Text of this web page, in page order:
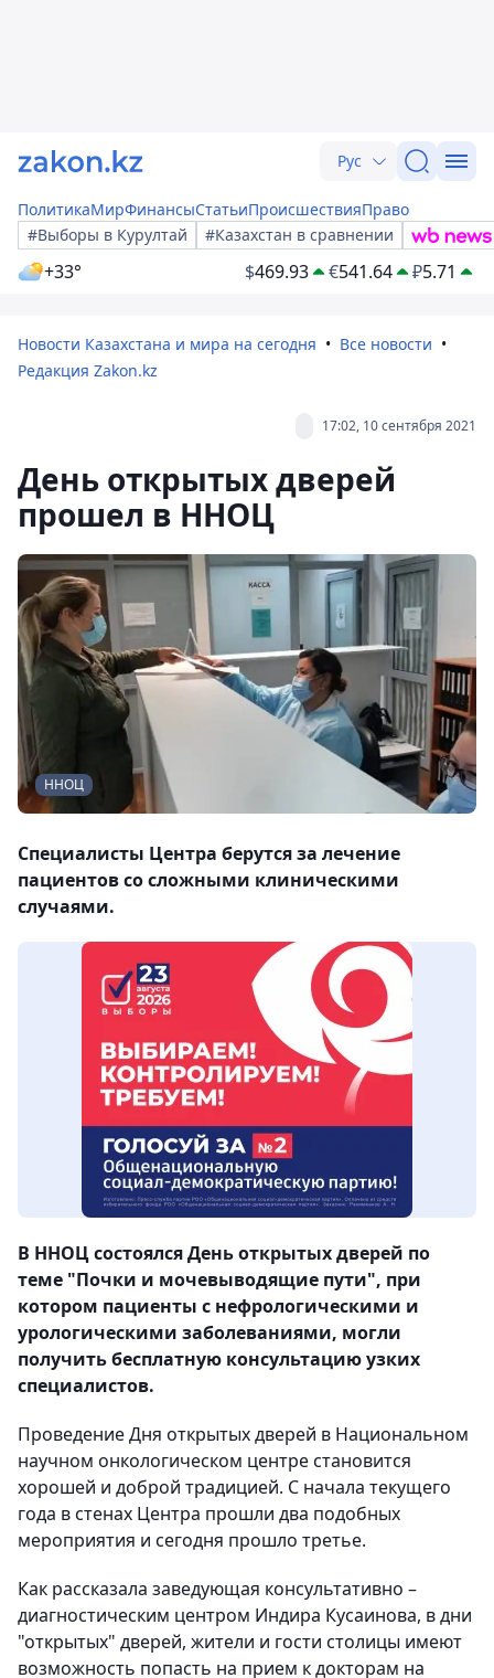
Рус
ПолитикаМирФинансыСтатьиПроисшествияПраво
#Выборы в Курултай
#Казахстан в сравнении
+33° $469.93 €541.64 ₽5.71
Новости Казахстана и мира на сегодня
Все новости
Редакция Zakon.kz
17:02, 10 сентября 2021
День открытых дверей
прошел в ННОЦ
ННОЦ
Специалисты Центра берутся за лечение
пациентов со сложными клиническими
случаями.
В ННОЦ состоялся День открытых дверей по
теме "Почки и мочевыводящие пути", при
котором пациенты с нефрологическими и
урологическими заболеваниями, могли
получить бесплатную консультацию узких
специалистов.
Проведение Дня открытых дверей в Национальном
научном онкологическом центре становится
хорошей и доброй традицией. С начала текущего
года в стенах Центра прошли два подобных
мероприятия и сегодня прошло третье.
Как рассказала заведующая консультативно –
диагностическим центром Индира Кусаинова, в дни
"открытых" дверей, жители и гости столицы имеют
возможность попасть на прием к докторам на